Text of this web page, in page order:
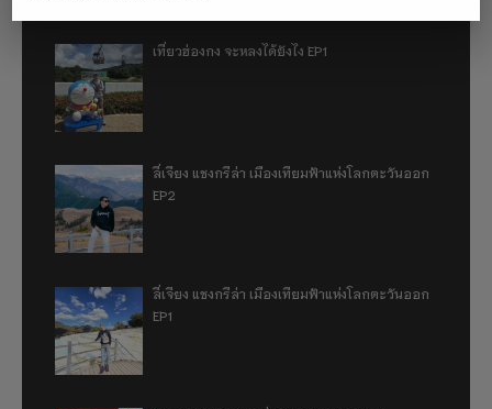
เที่ยวฮ่องกง จะหลงได้ยังไง EP1
ลี่เจียง แชงกรีล่า เมืองเทียมฟ้าแห่งโลกตะวันออก
EP2
ลี่เจียง แชงกรีล่า เมืองเทียมฟ้าแห่งโลกตะวันออก
EP1